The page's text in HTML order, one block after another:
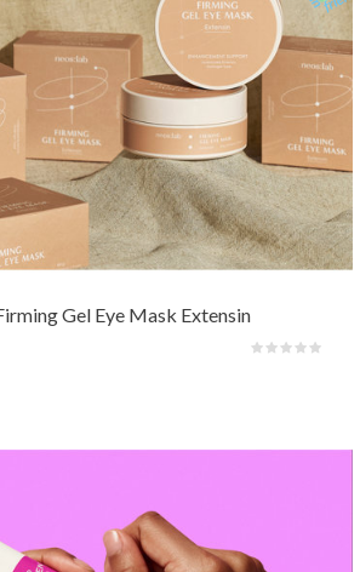
hydrogel-oogmaskers met intens voedende en
Lactobacillus-fermentatie, rijst, ceramide
fijne lijntjes rond de ogen diep te hydrateren en op
Gel Eye Mask Extensin